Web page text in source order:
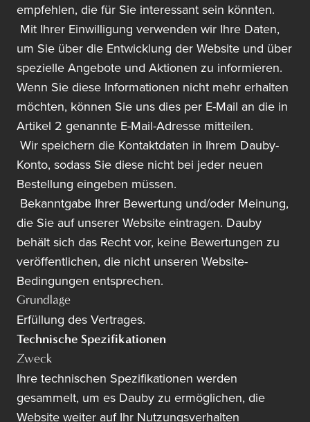
empfehlen, die für Sie interessant sein könnten.
Mit Ihrer Einwilligung verwenden wir Ihre Daten,
um Sie über die Entwicklung der Website und über
spezielle Angebote und Aktionen zu informieren.
Wenn Sie diese Informationen nicht mehr erhalten
möchten, können Sie uns dies per E-Mail an die in
Artikel 2 genannte E-Mail-Adresse mitteilen.
Wir speichern die Kontaktdaten in Ihrem Dauby-
Konto, sodass Sie diese nicht bei jeder neuen
Bestellung eingeben müssen.
Bekanntgabe Ihrer Bewertung und/oder Meinung,
die Sie auf unserer Website eintragen. Dauby
behält sich das Recht vor, keine Bewertungen zu
veröffentlichen, die nicht unseren Website-
Bedingungen entsprechen.
Grundlage
Erfüllung des Vertrages.
Technische Spezifikationen
Zweck
Ihre technischen Spezifikationen werden
gesammelt, um es Dauby zu ermöglichen, die
Website weiter auf Ihr Nutzungsverhalten